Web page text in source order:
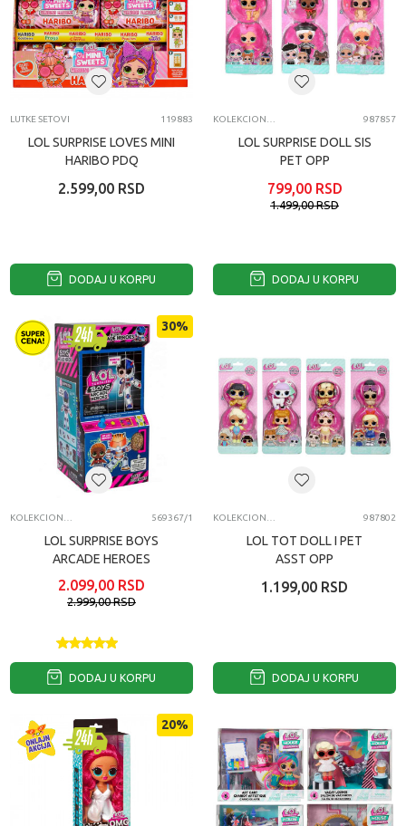
LUTKE SETOVI 119883
LOL SURPRISE LOVES MINI
HARIBO PDQ
2.599,00 RSD
DODAJ U KORPU
987857
LOL SURPRISE DOLL SIS
PET OPP
799,00 RSD
1.499,00RSD
DODAJ U KORPU
30%
569367/1
LOL SURPRISE BOYS
ARCADE HEROES
2.099,00 RSD
2.999,00RSD
DODAJ U KORPU
987802
LOL TOT DOLL I PET
ASST OPP
1.199,00 RSD
DODAJ U KORPU
20%